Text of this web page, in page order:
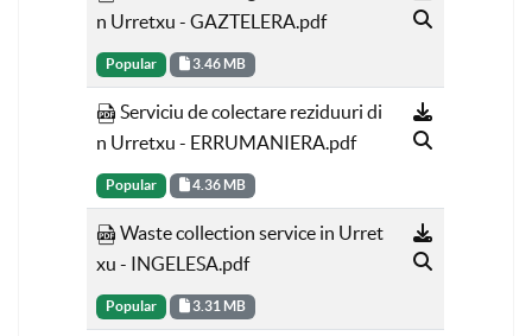
n Urretxu - GAZTELERA.pdf
Popular 3.46 MB
Serviciu de colectare reziduuri di
n Urretxu - ERRUMANIERA.pdf
Popular 4.36 MB
Waste collection service in Urret
xu - INGELESA.pdf
Popular 3.31 MB